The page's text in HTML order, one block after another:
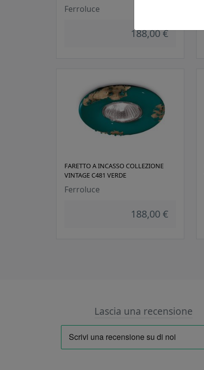
Ferroluce
188,00 €
FARETTO A INCASSO COLLEZIONE
VINTAGE C481 VERDE
Ferroluce
188,00 €
Lascia una recensione